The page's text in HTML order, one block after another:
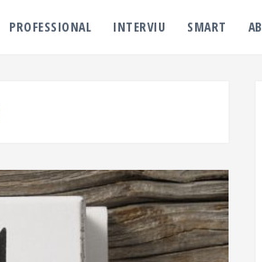
PROFESSIONAL INTERVIU SMART